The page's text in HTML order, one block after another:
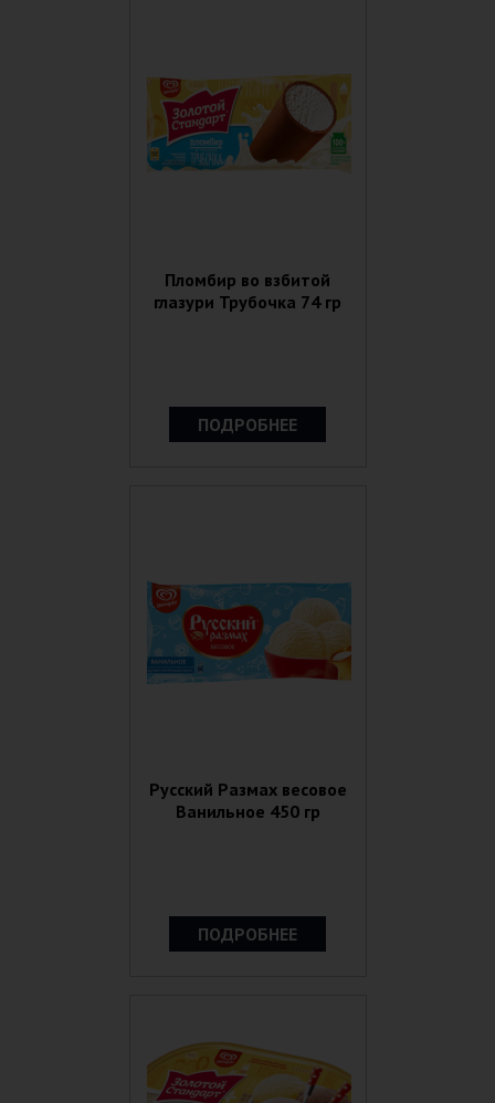
Пломбир во взбитой
глазури Трубочка 74 гр
ПОДРОБНЕЕ
Русский Размах весовое
Ванильное 450 гр
ПОДРОБНЕЕ